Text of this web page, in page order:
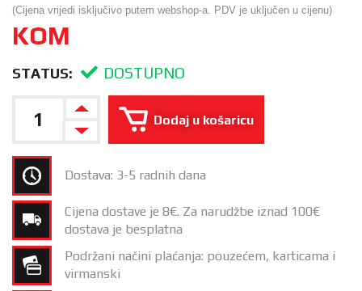
(Cijena vrijedi isključivo putem webshop-a. PDV je uključen u cijenu)
KOM
STATUS: DOSTUPNO
Dodaj u košaricu
Dostava: 3-5 radnih dana
Cijena dostave je 8€. Za narudžbe iznad 100€
dostava je besplatna
Podržani načini plaćanja: pouzećem, karticama i
virmanski